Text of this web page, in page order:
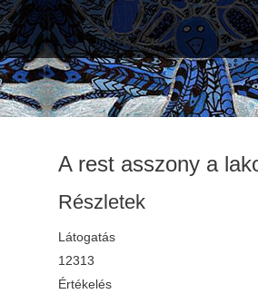
A rest asszony a
Részletek
Látogatás
12313
Értékelés